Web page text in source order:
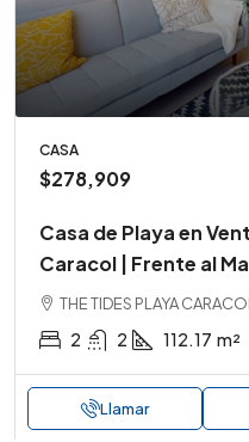
CASA
$278,909
Casa de Playa en
Caracol | Frente al
THE TIDES PLAYA
2 2 112.17 m²
Llamar